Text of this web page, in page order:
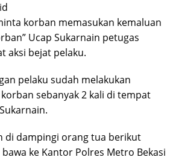
korban memasukan kemaluan
Ucap Sukarnain petugas
aksi bejat pelaku.
pelaku sudah melakukan
sebanyak 2 kali di tempat
di dampingi orang tua berikut
ke Kantor Polres Metro Bekasi